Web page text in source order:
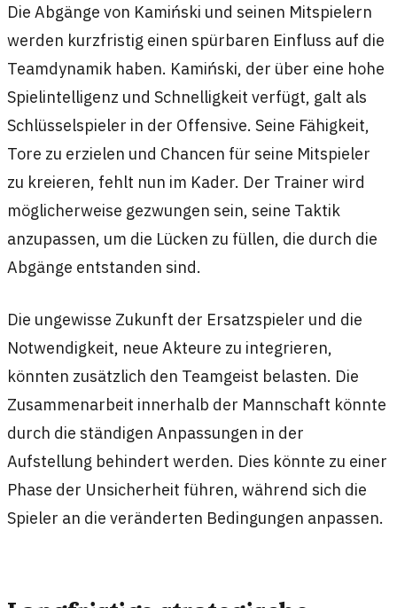
Die Abgänge von Kamiński und seinen Mitspielern
werden kurzfristig einen spürbaren Einfluss auf die
Teamdynamik haben. Kamiński, der über eine hohe
Spielintelligenz und Schnelligkeit verfügt, galt als
Schlüsselspieler in der Offensive. Seine Fähigkeit,
Tore zu erzielen und Chancen für seine Mitspieler
zu kreieren, fehlt nun im Kader. Der Trainer wird
möglicherweise gezwungen sein, seine Taktik
anzupassen, um die Lücken zu füllen, die durch die
Abgänge entstanden sind.
Die ungewisse Zukunft der Ersatzspieler und die
Notwendigkeit, neue Akteure zu integrieren,
könnten zusätzlich den Teamgeist belasten. Die
Zusammenarbeit innerhalb der Mannschaft könnte
durch die ständigen Anpassungen in der
Aufstellung behindert werden. Dies könnte zu einer
Phase der Unsicherheit führen, während sich die
Spieler an die veränderten Bedingungen anpassen.